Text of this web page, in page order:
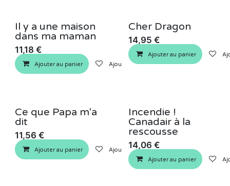
Il y a une maison
dans ma maman
11,18 €
Ajouter au panier Ajouter à la liste de souhaits
Cher Dragon
14,95 €
Ajouter au panier
Ce que Papa m'a
dit
11,56 €
Ajouter au panier Ajouter à la liste de souhaits
Incendie !
Canadair à la
rescousse
14,06 €
Ajouter au panier